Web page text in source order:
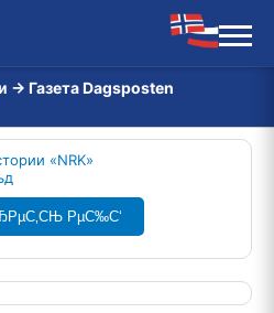
→ Газета Dagsposten
«NRK»
РµС‰С‘